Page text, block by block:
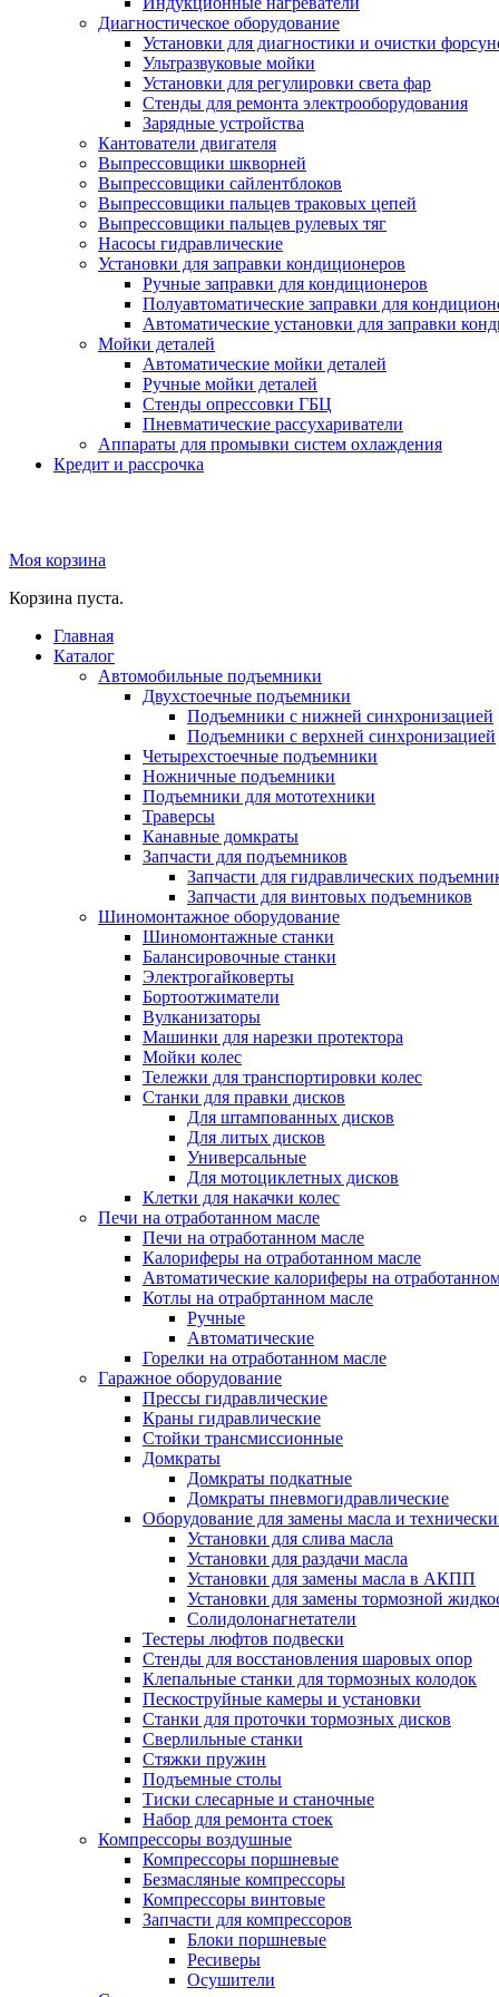
Диагностическое оборудование
Установки для диагностики и очистки
Ультразвуковые мойки
Установки для регулировки света фар
Стенды для ремонта электрооборудования
Зарядные устройства
Кантователи двигателя
Выпрессовщики шкворней
Выпрессовщики сайлентблоков
Выпрессовщики пальцев траковых цепей
Выпрессовщики пальцев рулевых тяг
Насосы гидравлические
Установки для заправки кондиционеров
Ручные заправки для кондиционеров
Полуавтоматические заправки для
Автоматические установки для заправки
Мойки деталей
Автоматические мойки деталей
Ручные мойки деталей
Стенды опрессовки ГБЦ
Пневматические рассухариватели
Аппараты для промывки систем охлаждения
Кредит и рассрочка
Моя корзина
Корзина пуста.
Главная
Каталог
Автомобильные подъемники
Двухстоечные подъемники
Подъемники с нижней синхронизацией
Подъемники с верхней синхронизацией
Четырехстоечные подъемники
Ножничные подъемники
Подъемники для мототехники
Траверсы
Канавные домкраты
Запчасти для подъемников
Запчасти для гидравлических
Запчасти для винтовых подъемников
Шиномонтажное оборудование
Шиномонтажные станки
Балансировочные станки
Электрогайковерты
Бортоотжиматели
Вулканизаторы
Машинки для нарезки протектора
Мойки колес
Тележки для транспортировки колес
Станки для правки дисков
Для штампованных дисков
Для литых дисков
Универсальные
Для мотоциклетных дисков
Клетки для накачки колес
Печи на отработанном масле
Печи на отработанном масле
Калориферы на отработанном масле
Автоматические калориферы на
Котлы на отрабртанном масле
Ручные
Автоматические
Горелки на отработанном масле
Гаражное оборудование
Прессы гидравлические
Краны гидравлические
Стойки трансмиссионные
Домкраты
Домкраты подкатные
Домкраты пневмогидравлические
Оборудование для замены масла и
Установки для слива масла
Установки для раздачи масла
Установки для замены масла в АКПП
Установки для замены тормозной
Солидолонагнетатели
Тестеры люфтов подвески
Стенды для восстановления шаровых опор
Клепальные станки для тормозных колодок
Пескоструйные камеры и установки
Станки для проточки тормозных дисков
Сверлильные станки
Стяжки пружин
Подъемные столы
Тиски слесарные и станочные
Набор для ремонта стоек
Компрессоры воздушные
Компрессоры поршневые
Безмасляные компрессоры
Компрессоры винтовые
Запчасти для компрессоров
Блоки поршневые
Ресиверы
Осушители